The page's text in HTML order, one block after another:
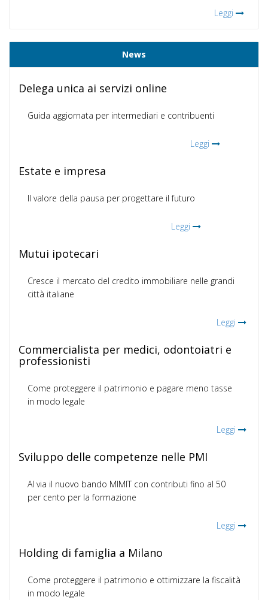
Leggi
News
Delega unica ai servizi online
Guida aggiornata per intermediari e contribuenti
Leggi
Estate e impresa
Il valore della pausa per progettare il futuro
Leggi
Mutui ipotecari
Cresce il mercato del credito immobiliare nelle grandi
città italiane
Leggi
Commercialista per medici, odontoiatri e
professionisti
Come proteggere il patrimonio e pagare meno tasse
in modo legale
Leggi
Sviluppo delle competenze nelle PMI
Al via il nuovo bando MIMIT con contributi fino al 50
per cento per la formazione
Leggi
Holding di famiglia a Milano
Come proteggere il patrimonio e ottimizzare la fiscalità
in modo legale